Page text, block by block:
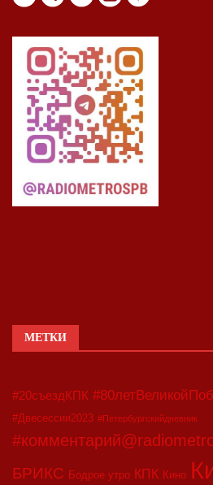
МЕТКИ
#20съездКПК
#Двесессии2023 #Петербургскийдневник
БРИКС Бодрое утро КПК Кино